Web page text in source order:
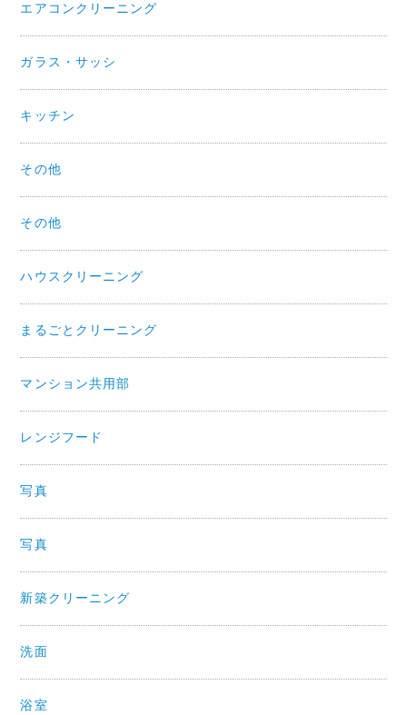
エアコンクリーニング
ガラス・サッシ
キッチン
その他
その他
ハウスクリーニング
まるごとクリーニング
マンション共用部
レンジフード
写真
写真
新築クリーニング
洗面
浴室